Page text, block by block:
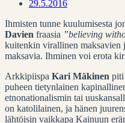
29.5.2016
Ihmisten tunne kuulumisesta
Davien fraasia ”believing
kuitenkin virallinen maksavien
maksavia. Ihminen voi erota
Arkkipiispa Kari Mäkinen piti
puheen tietynlainen
etnonationalismin tai
on katolilainen, ja hänen
lähtöisin vaikkapa Kainuun